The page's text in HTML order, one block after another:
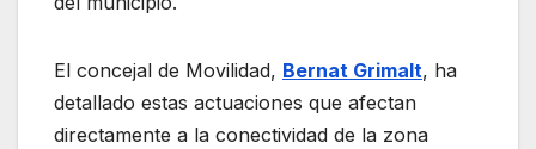
El concejal de Movilidad, Bernat Grimalt, ha
detallado estas actuaciones que afectan
directamente a la conectividad de la zona